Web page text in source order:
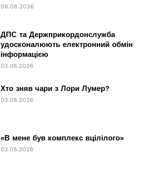
06.08.2026
ДПС та Держприкордонслужба
удосконалюють електронний обмін
інформацією
03.08.2026
Хто зняв чари з Лори Лумер?
03.08.2026
«В мене був комплекс вцілілого»
03.08.2026